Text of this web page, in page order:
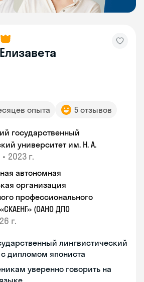
Елизавета
опыта 5 отзывов
государственный
университет им. Н. А.
• 2023 г.
автономная
организация
профессионального
(ОАНО ДПО
г.
лингвистический
дипломом япониста
уверенно говорить на